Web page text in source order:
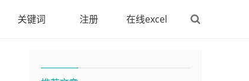
关键词 注册 在线excel